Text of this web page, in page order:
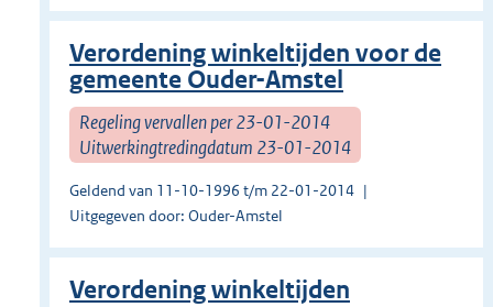
Verordening winkeltijden voor de
gemeente Ouder-Amstel
Regeling vervallen per 23-01-2014
Uitwerkingtredingdatum 23-01-2014
Geldend van 11-10-1996 t/m 22-01-2014
Uitgegeven door: Ouder-Amstel
Verordening winkeltijden